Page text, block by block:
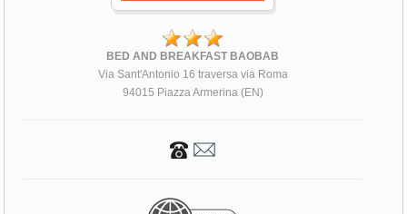
BED AND BREAKFAST BAOBAB
Via Sant'Antonio 16 traversa via Roma
94015 Piazza Armerina (EN)